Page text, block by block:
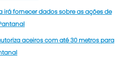
irá fornecer dados sobre as ações de
aceiros com até 30 metros para